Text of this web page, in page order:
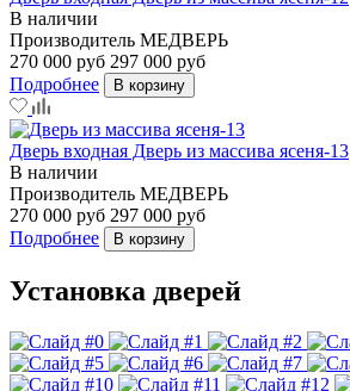
В наличии
Производитель МЕДВЕРЬ
270 000 руб 297 000 руб
Подробнее
В корзину
Дверь входная Дверь из массива ясеня-13
В наличии
Производитель МЕДВЕРЬ
270 000 руб 297 000 руб
Подробнее
В корзину
Установка дверей